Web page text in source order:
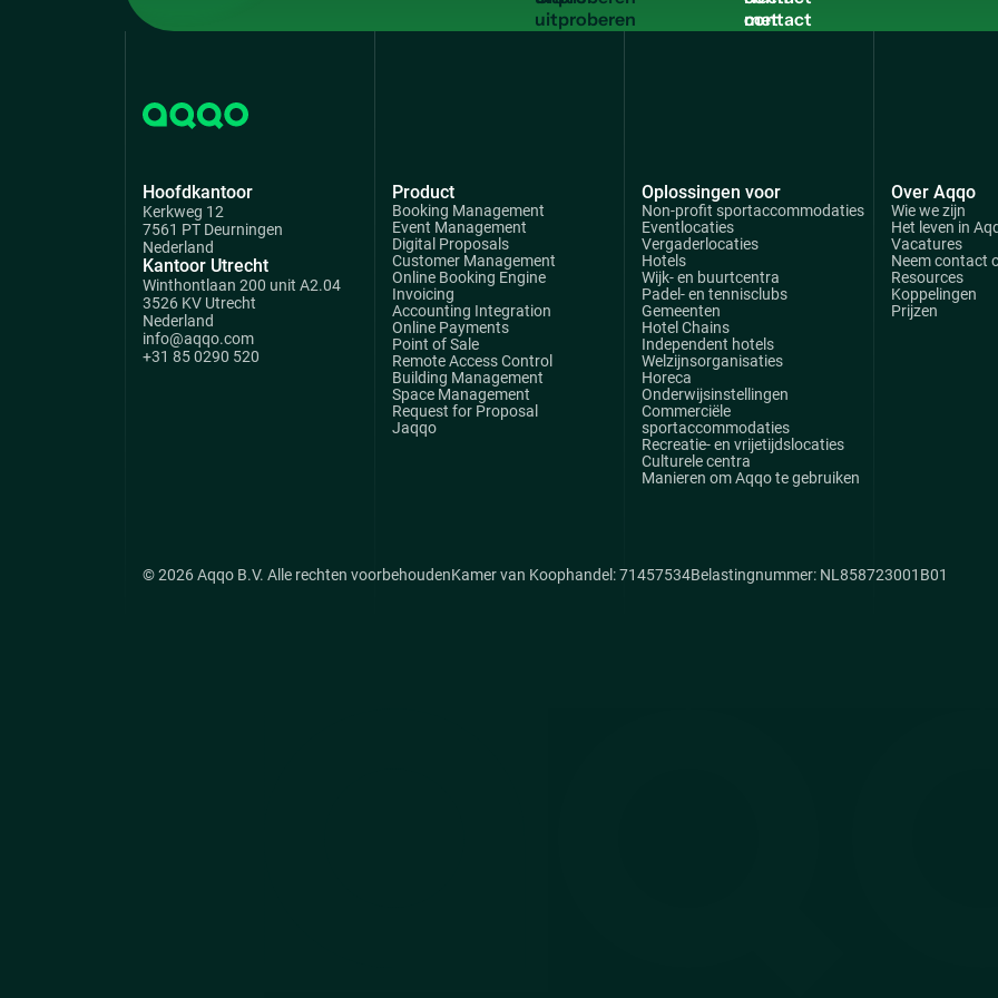
met
Hoofdkantoor
Kerkweg 12
7561 PT Deurningen
Nederland
Kantoor Utrecht
Winthontlaan 200 unit A2.04
3526 KV Utrecht
Nederland
info@aqqo.com
+31 85 0290 520
Product
Booking Management
Event Management
Digital Proposals
Customer Management
Online Booking Engine
Invoicing
Accounting Integration
Online Payments
Point of Sale
Remote Access Control
Building Management
Space Management
Request for Proposal
Jaqqo
Oplossingen voor
Non-profit sportaccommodaties
Eventlocaties
Vergaderlocaties
Hotels
Wijk- en buurtcentra
Padel- en tennisclubs
Gemeenten
Hotel Chains
Independent hotels
Welzijnsorganisaties
Horeca
Onderwijsinstellingen
Commerciële
sportaccommodaties
Recreatie- en vrijetijdslocaties
Culturele centra
Manieren om Aqqo te gebruiken
Over Aqqo
Wie we zijn
Het leven in
Vacatures
Neem contact
Resources
Koppelingen
Prijzen
© 2026 Aqqo B.V. Alle rechten voorbehoudenKamer van Koophandel: 71457534Belastingnummer: NL858723001B01